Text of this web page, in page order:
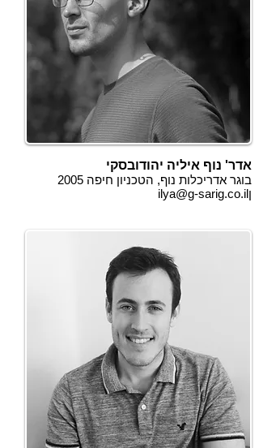
אדר' נוף איליה יהודובסקי
בוגר אדריכלות נוף, הטכניון חיפה 2005
ןilya@g-sarig.co.il